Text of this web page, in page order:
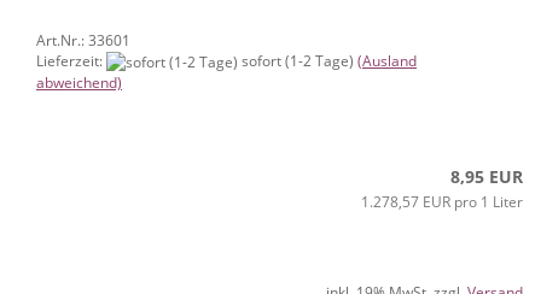
Art.Nr.: 33601
Lieferzeit:
sofort (1-2 Tage) (Ausland
abweichend)
8,95 EUR
1.278,57 EUR pro 1 Liter